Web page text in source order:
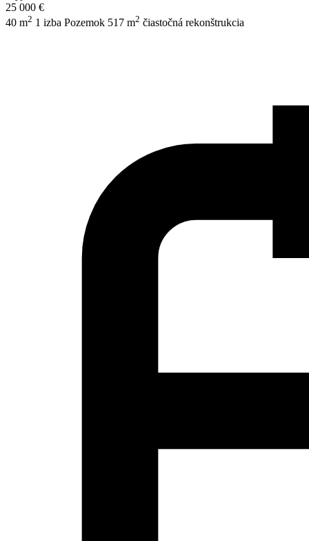
25 000 €
40 m2 1 izba Pozemok 517 m2 čiastočná rekonštrukcia